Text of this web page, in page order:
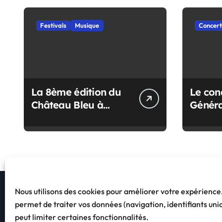
Nous utilisons des cookies pour améliorer votre
permet de traiter vos données (navigation, identifiants
peut limiter certaines fonctionnalités.
l
Festivals Musique
La 8ème édition du
Château Bleu à
festival
Le